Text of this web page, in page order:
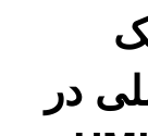
در